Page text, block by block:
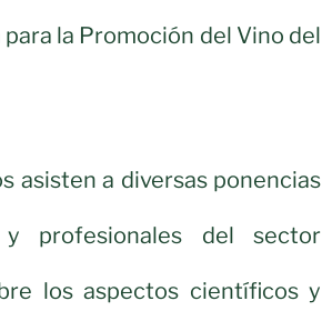
la Promoción del Vino del
asisten a diversas ponencias
y profesionales del sector
los aspectos científicos y